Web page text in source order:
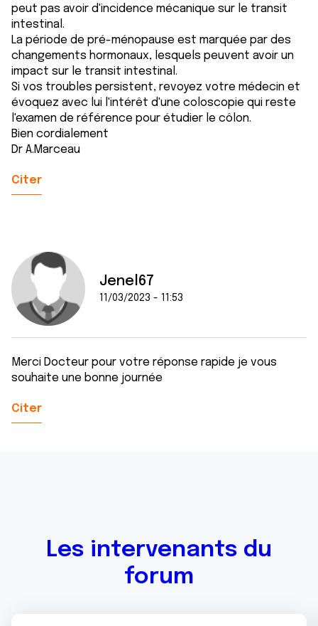
peut pas avoir d'incidence mécanique sur le transit
intestinal.
La période de pré-ménopause est marquée par des
changements hormonaux, lesquels peuvent avoir un
impact sur le transit intestinal.
Si vos troubles persistent, revoyez votre médecin et
évoquez avec lui l'intérêt d'une coloscopie qui reste
l'examen de référence pour étudier le côlon.
Bien cordialement
Dr A.Marceau
Citer
Jenel67
11/03/2023 - 11:53
Merci Docteur pour votre réponse rapide je vous
souhaite une bonne journée
Citer
Les intervenants du
forum